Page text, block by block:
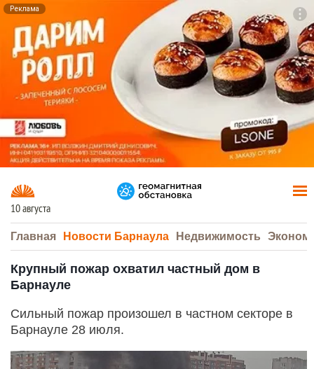
Реклама
10 августа
Главная Новости Барнаула Недвижимость
Крупный пожар охватил частный дом в
Барнауле
Сильный пожар произошел в частном секторе в
Барнауле 28 июля.